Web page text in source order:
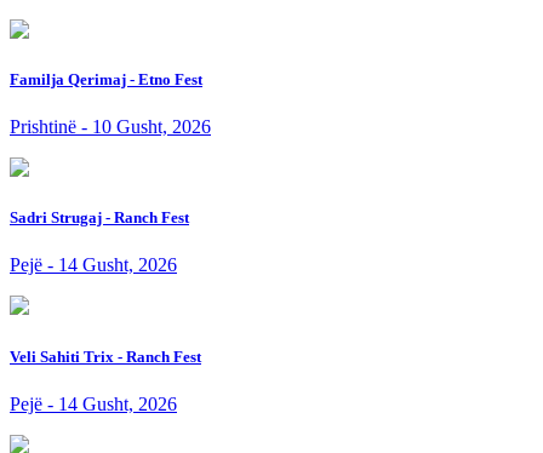
Familja Qerimaj - Etno Fest
Prishtinë - 10 Gusht, 2026
Sadri Strugaj - Ranch Fest
Pejë - 14 Gusht, 2026
Veli Sahiti Trix - Ranch Fest
Pejë - 14 Gusht, 2026